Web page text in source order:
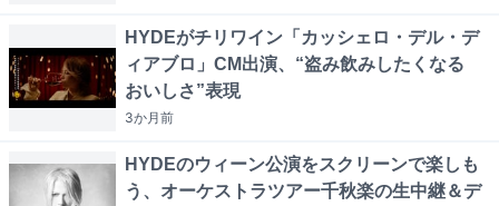
HYDEがチリワイン「カッシェロ・デル・デ
ィアブロ」CM出演、“盗み飲みしたくなる
おいしさ”表現
3か月前
HYDEのウィーン公演をスクリーンで楽しも
う、オーケストラツアー千秋楽の生中継＆デ